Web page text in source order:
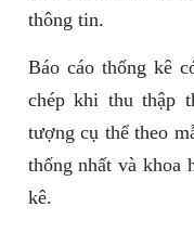
thông tin.
Báo cáo thống kê
chép khi thu thập
tượng cụ thể theo
thống nhất và khoa
kê.